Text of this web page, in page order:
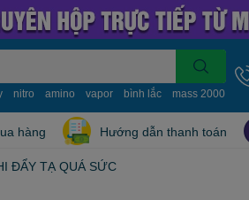
nitro amino vapor bình lắc mass 2000
hàng Hướng dẫn thanh toán
ĐẨY TẠ QUÁ SỨC